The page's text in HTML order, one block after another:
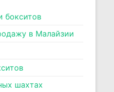
бокситов
в Малайзии
шахтах